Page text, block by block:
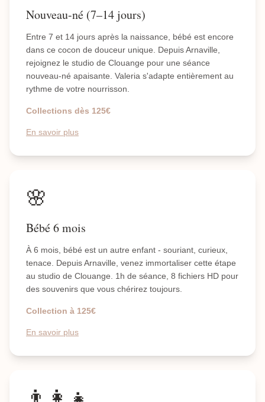
Nouveau-né (7–14 jours)
Entre 7 et 14 jours après la naissance, bébé est encore
dans ce cocon de douceur unique. Depuis Arnaville,
rejoignez le studio de Clouange pour une séance
nouveau-né apaisante. Valeria s'adapte entièrement au
rythme de votre nourrisson.
Collections dès 125€
En savoir plus
🌸
Bébé 6 mois
À 6 mois, bébé est un autre enfant - souriant, curieux,
tenace. Depuis Arnaville, venez immortaliser cette étape
au studio de Clouange. 1h de séance, 8 fichiers HD pour
des souvenirs que vous chérirez toujours.
Collection à 125€
En savoir plus